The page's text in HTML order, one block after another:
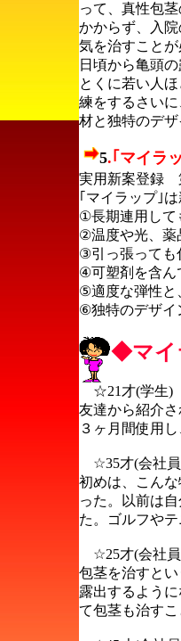
って、真性包
かからず、入
気を治すこと
日頃から亀頭
とくに若い人
練をするさい
材と独特のデ
5.｢マイラ
実用新案登録
｢マイラップ｣
①長期連用して
②温度や光、薬
③引っ張っても
④可塑剤を含ん
⑤適度な弾性と
⑥独特のデザイ
◆マイ
☆21才(学生)
友達から紹介
３ヶ月間使用
☆35才(会社
初めは、こん
った。以前は
た。ゴルフや
☆25才(会社
包茎を治すと
露出するよう
て包茎も治すこ